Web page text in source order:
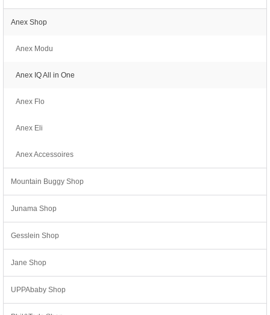
Anex Shop
Anex Modu
Anex IQ All in One
Anex Flo
Anex Eli
Anex Accessoires
Mountain Buggy Shop
Junama Shop
Gesslein Shop
Jane Shop
UPPAbaby Shop